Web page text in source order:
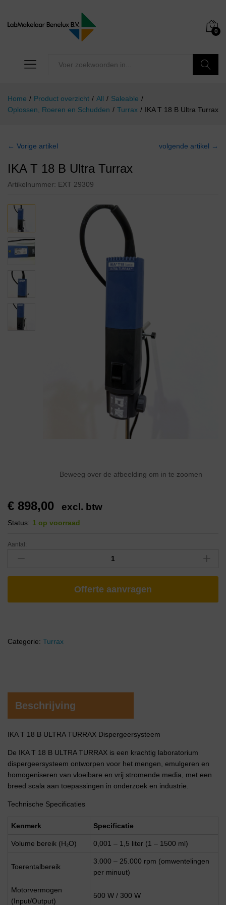
0
Home / Product overzicht / All / Saleable /
Oplossen, Roeren en Schudden / Turrax / IKA T 18 B Ultra Turrax
← Vorige artikel volgende artikel →
IKA T 18 B Ultra Turrax
Artikelnummer: EXT 29309
Beweeg over de afbeelding om in te zoomen
€ 898,00 excl. btw
Status: 1 op voorraad
Aantal:
Offerte aanvragen
Categorie: Turrax
Beschrijving
IKA T 18 B ULTRA TURRAX Dispergeersysteem
De IKA T 18 B ULTRA TURRAX is een krachtig laboratorium
dispergeersysteem ontworpen voor het mengen, emulgeren en
homogeniseren van vloeibare en vrij stromende media, met een
breed scala aan toepassingen in onderzoek en industrie.
Technische Specificaties
Kenmerk Specificatie
Volume bereik (H₂O) 0,001 – 1,5 liter (1 – 1500 ml)
Toerentalbereik
3.000 – 25.000 rpm (omwentelingen
per minuut)
Motorvermogen
(Input/Output)
500 W / 300 W